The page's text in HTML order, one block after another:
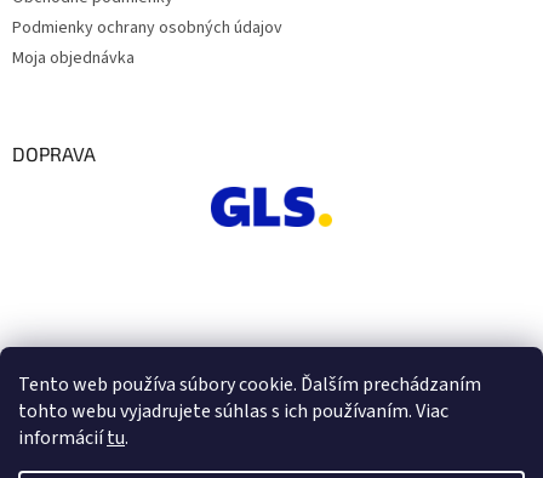
Tento web používa súbory cookie. Ďalším prechádzaním
tohto webu vyjadrujete súhlas s ich používaním. Viac
informáciítu.
Podmienky ochrany osobných údajov
Moja objednávka
DOPRAVA